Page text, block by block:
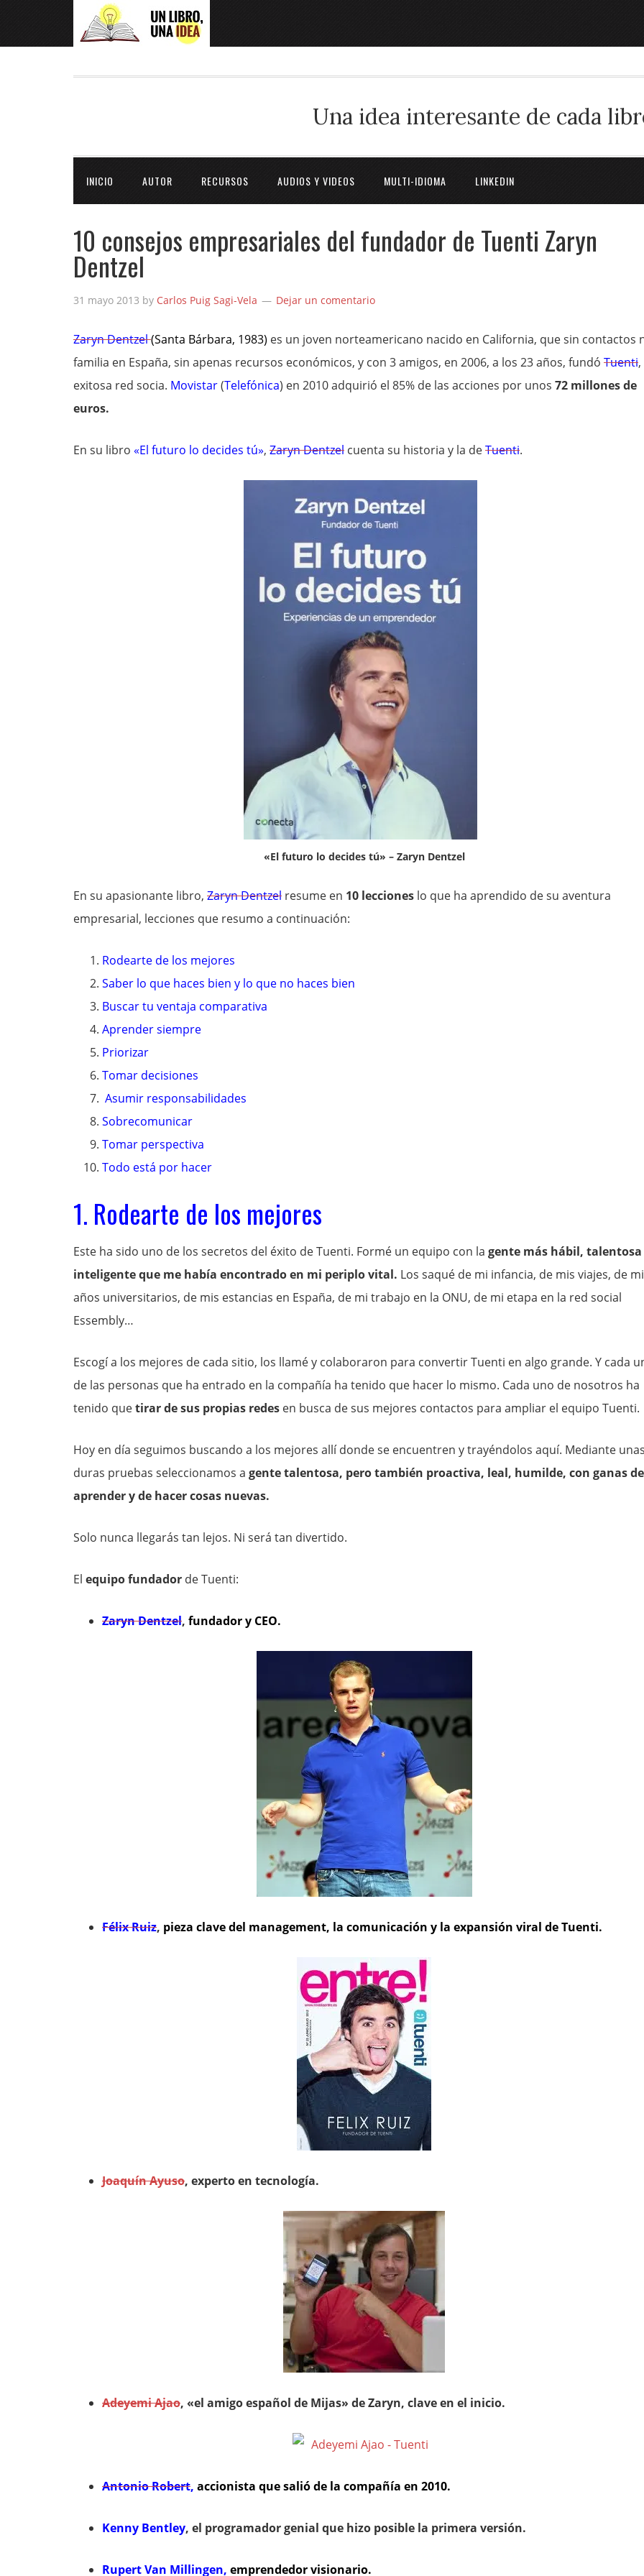
Una idea interesante de cada
INICIO AUTOR RECURSOS AUDIOS Y VIDEOS MULTI-IDIOMA LINKEDIN
10 consejos empresariales del fundador de Tuenti Zaryn
Dentzel
31 mayo 2013 by Carlos Puig Sagi-Vela Dejar un comentario
Zaryn Dentzel(Santa Bárbara, 1983) es un joven norteamericano nacido en California, que sin contactos
familia en España, sin apenas recursos económicos, y con 3 amigos, en 2006, a los 23 años, fundó Tuenti
exitosa red socia. Movistar(Telefónica) en 2010 adquirió el 85% de las acciones por unos 72 millones de
euros.
En su libro «El futuro lo decides tú», Zaryn Dentzel cuenta su historia y la deTuenti.
«El futuro lo decides tú» – Zaryn Dentzel
En su apasionante libro, Zaryn Dentzel resume en 10 lecciones lo que ha aprendido de su aventura
empresarial, lecciones que resumo a continuación:
Rodearte de los mejores
Saber lo que haces bien y lo que no haces bien
Buscar tu ventaja comparativa
Aprender siempre
Priorizar
Tomar decisiones
Asumir responsabilidades
Sobrecomunicar
Tomar perspectiva
Todo está por hacer
1. Rodearte de los mejores
Este ha sido uno de los secretos del éxito de Tuenti. Formé un equipo con la gente más hábil, talentosa
inteligente que me había encontrado en mi periplo vital. Los saqué de mi infancia, de mis viajes, de
años universitarios, de mis estancias en España, de mi trabajo en la ONU, de mi etapa en la red social
Essembly…
Escogí a los mejores de cada sitio, los llamé y colaboraron para convertir Tuenti en algo grande. Y cada
de las personas que ha entrado en la compañía ha tenido que hacer lo mismo. Cada uno de nosotros ha
tenido quetirar de sus propias redes en busca de sus mejores contactos para ampliar el equipo Tuenti.
Hoy en día seguimos buscando a los mejores allí donde se encuentren y trayéndolos aquí. Mediante
duras pruebas seleccionamos a gente talentosa, pero también proactiva, leal, humilde, con ganas de
aprender y de hacer cosas nuevas.
Solo nunca llegarás tan lejos. Ni será tan divertido.
El equipo fundador de Tuenti:
Zaryn Dentzel, fundador y CEO.
Félix Ruiz, pieza clave del management, la comunicación y la expansión viral de Tuenti.
Joaquín Ayuso, experto en tecnología.
Adeyemi Ajao, «el amigo español de Mijas» de Zaryn, clave en el inicio.
Antonio Robert, accionista que salió de la compañía en 2010.
Kenny Bentley, el programador genial que hizo posible la primera versión.
Rupert Van Millingen, emprendedor visionario.